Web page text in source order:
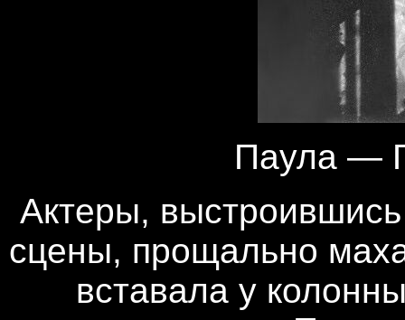
Паула —
Актеры,
сцены, прощально
вставала у